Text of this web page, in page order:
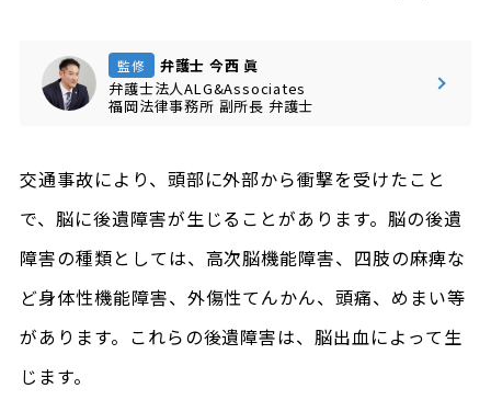
監修
弁護士 今西 眞
弁護士法人ALG&Associates
福岡法律事務所 副所長 弁護士
交通事故により、頭部に外部から衝撃を受けたこと
で、脳に後遺障害が生じることがあります。脳の後遺
障害の種類としては、高次脳機能障害、四肢の麻痺な
ど身体性機能障害、外傷性てんかん、頭痛、めまい等
があります。これらの後遺障害は、脳出血によって生
じます。